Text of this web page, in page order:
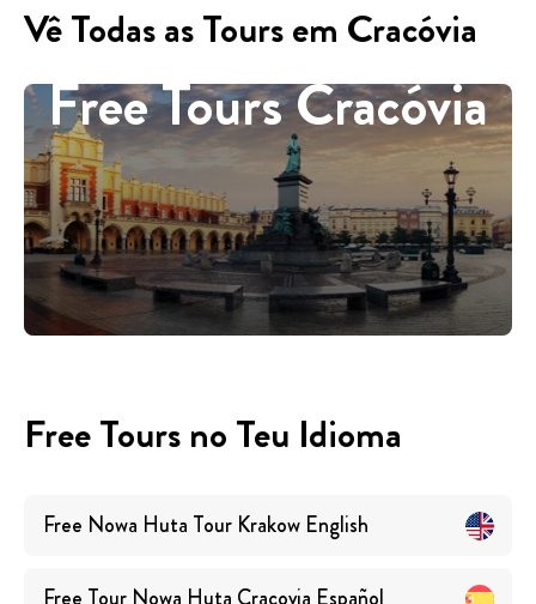
Vê Todas as Tours em Cracóvia
Free Tours Cracóvia
Free Tours no Teu Idioma
Free Nowa Huta Tour Krakow English